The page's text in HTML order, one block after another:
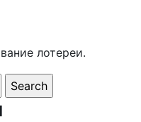
лотереи.